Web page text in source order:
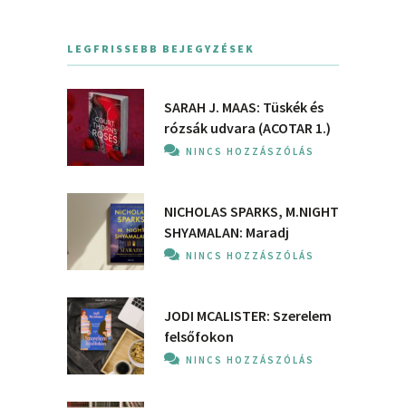
LEGFRISSEBB BEJEGYZÉSEK
SARAH J. MAAS: Tüskék és
rózsák udvara (ACOTAR 1.)
NINCS HOZZÁSZÓLÁS
NICHOLAS SPARKS, M.NIGHT
SHYAMALAN: Maradj
NINCS HOZZÁSZÓLÁS
JODI MCALISTER: Szerelem
felsőfokon
NINCS HOZZÁSZÓLÁS